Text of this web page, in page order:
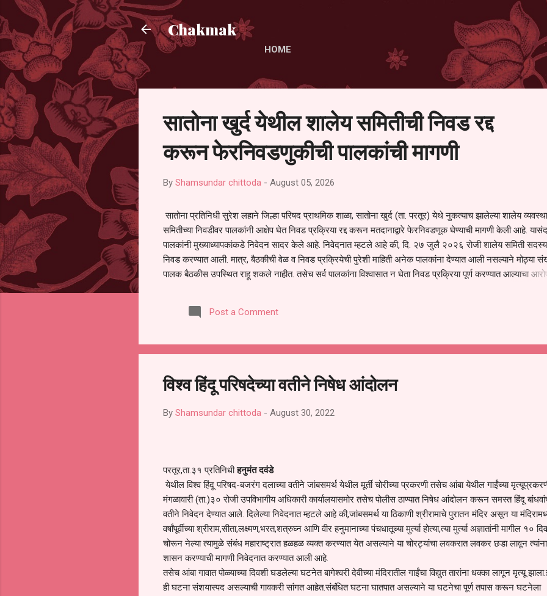
Chakmak
HOME
सातोना खुर्द येथील शालेय समितीची निवड रद्द
करून फेरनिवडणुकीची पालकांची मागणी
By Shamsundar chittoda - August 05, 2026
सातोना प्रतिनिधी सुरेश लहाने जिल्हा परिषद प्राथमिक शाळा, सातोना खुर्द (ता. परतूर) येथे नुकत्याच झालेल्या शालेय
समितीच्या निवडीवर पालकांनी आक्षेप घेत निवड प्रक्रिया रद्द करून मतदानाद्वारे फेरनिवडणूक घेण्याची मागणी केली आहे.
पालकांनी मुख्याध्यापकांकडे निवेदन सादर केले आहे. निवेदनात म्हटले आहे की, दि. २७ जुलै २०२६ रोजी शालेय समिती
निवड करण्यात आली. मात्र, बैठकीची वेळ व निवड प्रक्रियेची पुरेशी माहिती अनेक पालकांना देण्यात आली नसल्याने मोठ्या
पालक बैठकीस उपस्थित राहू शकले नाहीत. तसेच सर्व पालकांना विश्वासात न घेता निवड प्रक्रिया पूर्ण करण्यात आल्याचा
समितीची फेरनिवडणूक घेण्यात यावी, अशी मागणी पालकांनी केली आहे. या निवेदनाच्या प्रती जिल्हा शिक्षण अधिकारी
जालना तसेच तालुका शिक्षण अधिकारी, परतूर यांनाही पाठविण्यात आल्या असून प्रशासन याबाबत काय निर्णय घेते, याकडे
Post a Comment
विश्व हिंदू परिषदेच्या वतीने निषेध आंदोलन
By Shamsundar chittoda - August 30, 2022
परतूर,ता.३१ प्रतिनिधीहनुमंत दवंडे
येथील विश्व हिंदू परिषद-बजरंग दलाच्या वतीने जांबसमर्थ येथील मूर्ती चोरीच्या प्रकरणी तसेच आंबा येथील गाईंच्या
मंगळावारी (ता.)३० रोजी उपविभागीय अधिकारी कार्यालयासमोर तसेच पोलीस ठाण्यात निषेध आंदोलन करून समस्त हिंदू
वतीने निवेदन देण्यात आले. दिलेल्या निवेदनात म्हटले आहे की,जांबसमर्थ या ठिकाणी श्रीरामाचे पुरातन मंदिर असून या
वर्षांपूर्वीच्या श्रीराम,सीता,लक्ष्मण,भरत,शत्रुघ्न आणि वीर हनुमानाच्या पंचधातूच्या मुर्त्या होत्या,त्या मुर्त्या अज्ञातांनी मागील १०
चोरून नेल्या त्यामुळे संबंध महाराष्ट्रात हळहळ व्यक्त करण्यात येत असल्याने या चोरट्यांचा लवकरात लवकर छडा लावून
शासन करण्याची मागणी निवेदनात करण्यात आली आहे.
तसेच आंबा गावात पोळ्याच्या दिवशी घडलेल्या घटनेत बागेश्वरी देवीच्या मंदिरातील गाईंचा विद्युत तारांना धक्का लागून मृत्यू
ही घटना संशयास्पद असल्याची गावकरी सांगत आहेत.संबंधित घटना घातपात असल्याने या घटनेचा पूर्ण तपास करून घटनेला